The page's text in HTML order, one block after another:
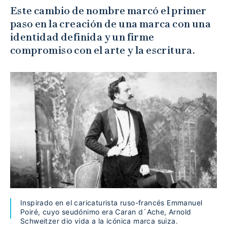
Este cambio de nombre marcó el primer
paso en la creación de una marca con una
identidad definida y un firme
compromiso con el arte y la escritura.
Inspirado en el caricaturista ruso-francés Emmanuel
Poiré, cuyo seudónimo era Caran d´Ache, Arnold
Schweitzer dio vida a la icónica marca suiza.